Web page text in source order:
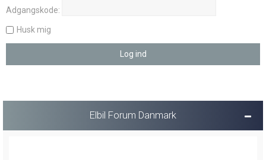
Adgangskode:
Husk mig
Elbil Forum Danmark